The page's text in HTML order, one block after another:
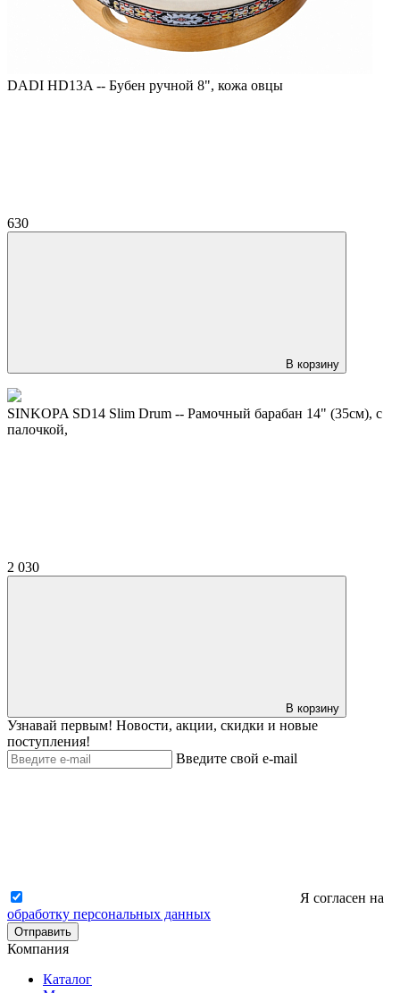
DADI HD13A -- Бубен ручной 8", кожа овцы
630
В корзину
SINKOPA SD14 Slim Drum -- Рамочный барабан 14" (35см), с
палочкой,
2 030
В корзину
Узнавай первым! Новости, акции, скидки и новые
поступления!
Введите свой e-mail
Я согласен на
обработку персональных данных
Отправить
Компания
Каталог